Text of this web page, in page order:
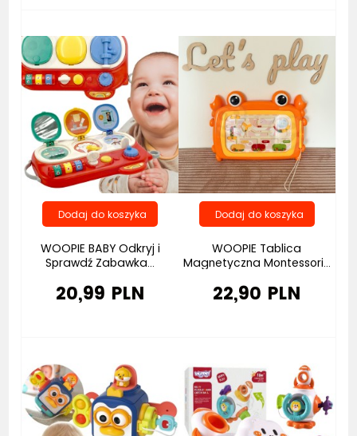
WOOPIE BABY Odkryj i
Sprawdź Zabawka...
20,99 PLN
WOOPIE Tablica
Magnetyczna Montessori...
22,90 PLN